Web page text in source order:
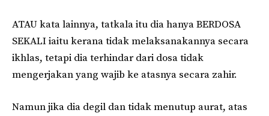
ATAU kata lainnya, tatkala itu dia hanya BERDOSA
SEKALI iaitu kerana tidak melaksanakannya secara
ikhlas, tetapi dia terhindar dari dosa tidak
mengerjakan yang wajib ke atasnya secara zahir.
Namun jika dia degil dan tidak menutup aurat, atas